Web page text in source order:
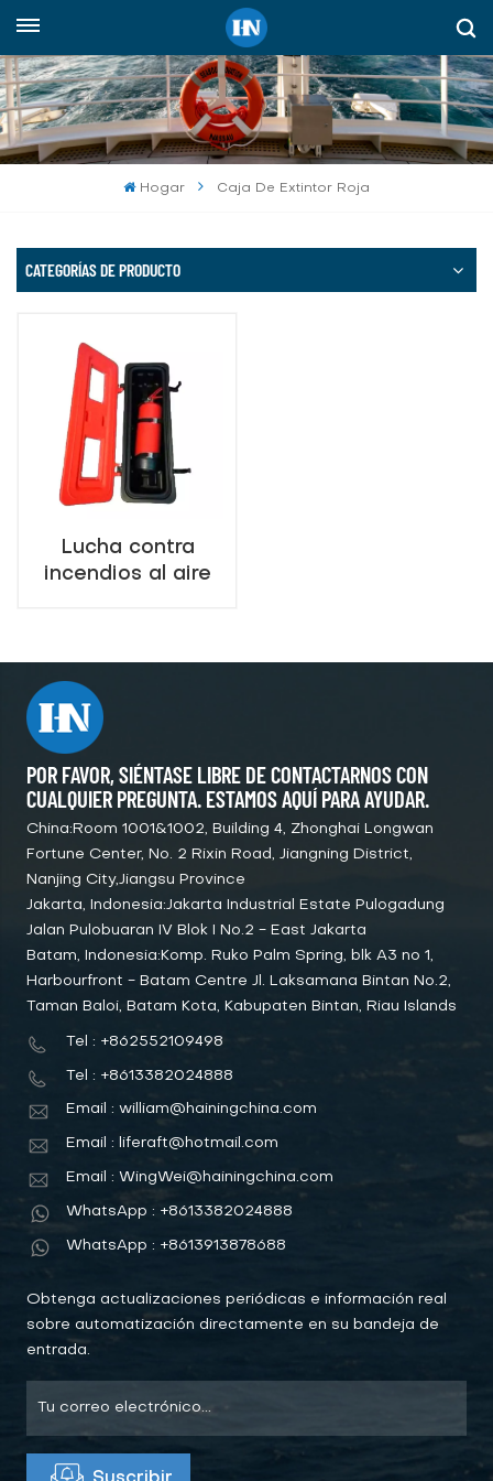
Español
English
русский
Hogar Caja De Extintor Roja
CATEGORÍAS DE PRODUCTO
Lucha contra
incendios al aire
gabinete
POR FAVOR, SIÉNTASE LIBRE DE CONTACTARNOS CON
CUALQUIER PREGUNTA. ESTAMOS AQUÍ PARA AYUDAR.
China:Room 1001&1002, Building 4, Zhonghai Longwan
Fortune Center, No. 2 Rixin Road, Jiangning District,
Nanjing City,Jiangsu Province
Jakarta, Indonesia:Jakarta Industrial Estate Pulogadung
Jalan Pulobuaran IV Blok I No.2 - East Jakarta
Batam, Indonesia:Komp. Ruko Palm Spring, blk A3 no 1,
Harbourfront - Batam Centre Jl. Laksamana Bintan No.2,
Taman Baloi, Batam Kota, Kabupaten Bintan, Riau Islands
Tel : +862552109498
Tel : +8613382024888
Email : william@hainingchina.com
Email : liferaft@hotmail.com
Email : WingWei@hainingchina.com
WhatsApp : +8613382024888
WhatsApp : +8613913878688
Obtenga actualizaciones periódicas e información real
sobre automatización directamente en su bandeja de
entrada.